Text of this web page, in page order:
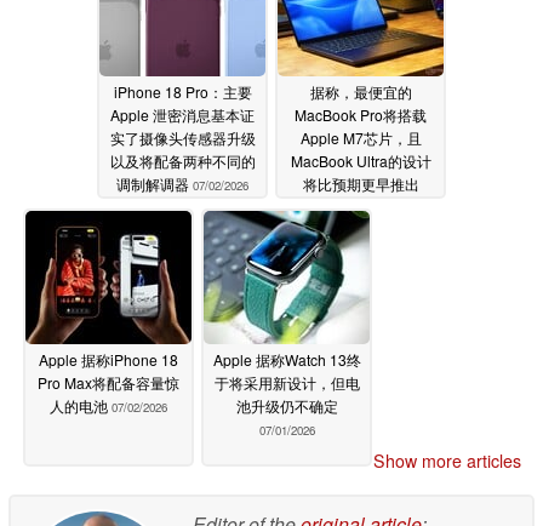
iPhone 18 Pro：主要
Apple 泄密消息基本证
实了摄像头传感器升级
以及将配备两种不同的
调制解调器 07/02/2026
据称，最便宜的
MacBook Pro将搭载
Apple M7芯片，且
MacBook Ultra的设计
将比预期更早推出
07/02/2026
Apple 据称iPhone 18
Pro Max将配备容量惊
人的电池 07/02/2026
Apple 据称Watch 13终
于将采用新设计，但电
池升级仍不确定
07/01/2026
Show more articles